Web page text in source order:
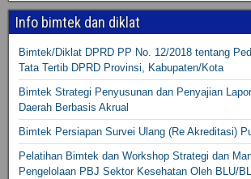
Info bimtek dan diklat
Bimtek/Diklat DPRD PP No. 12/2018 tentang
Tata Tertib DPRD Provinsi, Kabupaten/Kota
Bimtek Strategi Penyusunan dan Penyajian
Daerah Berbasis Akrual
Bimtek Persiapan Survei Ulang (Re Akreditasi)
Pelatihan Bimtek dan Workshop Strategi dan
Pengelolaan PBJ Sektor Kesehatan Oleh BLU/